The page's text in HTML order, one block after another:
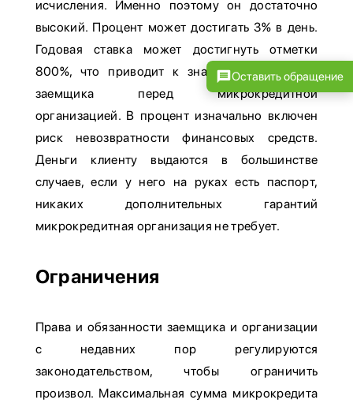
исчисления. Именно поэтому он достаточно
высокий. Процент может достигать 3% в день.
Годовая ставка может достигнуть отметки
800%, что приводит к значительному долгу
заемщика перед микрокредитной
организацией. В процент изначально включен
риск невозвратности финансовых средств.
Деньги клиенту выдаются в большинстве
случаев, если у него на руках есть паспорт,
никаких дополнительных гарантий
микрокредитная организация не требует.
Ограничения
Права и обязанности заемщика и организации
с недавних пор регулируются
законодательством, чтобы ограничить
произвол. Максимальная сумма микрокредита
Оставить обращение